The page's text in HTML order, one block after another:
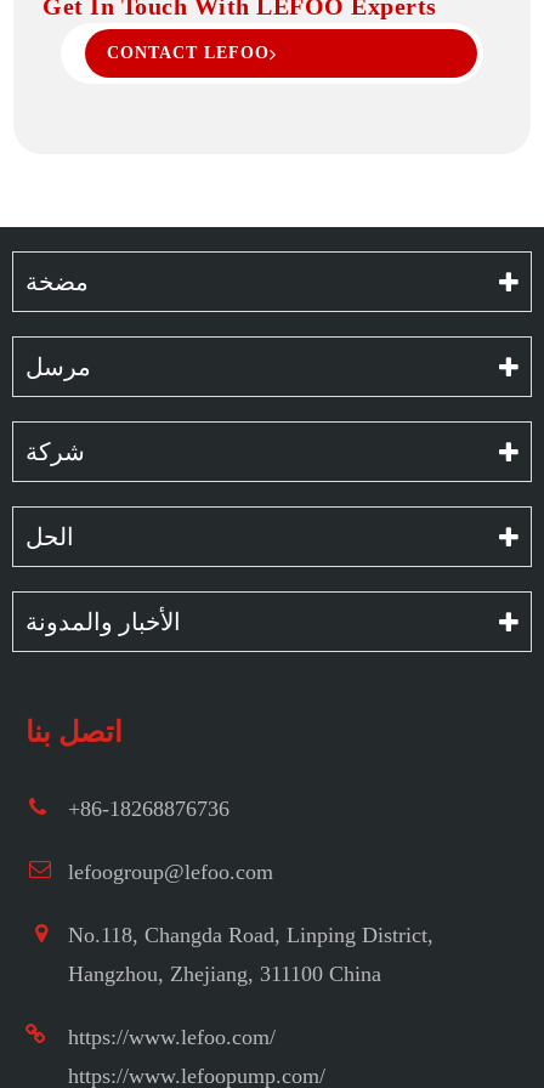
Get In Touch With LEFOO Experts
CONTACT LEFOO
مضخة
مرسل
شركة
الحل
الأخبار والمدونة
اتصل بنا
+86-18268876736
lefoogroup@lefoo.com
No.118, Changda Road, Linping District,
Hangzhou, Zhejiang, 311100 China
https://www.lefoo.com/
https://www.lefoopump.com/